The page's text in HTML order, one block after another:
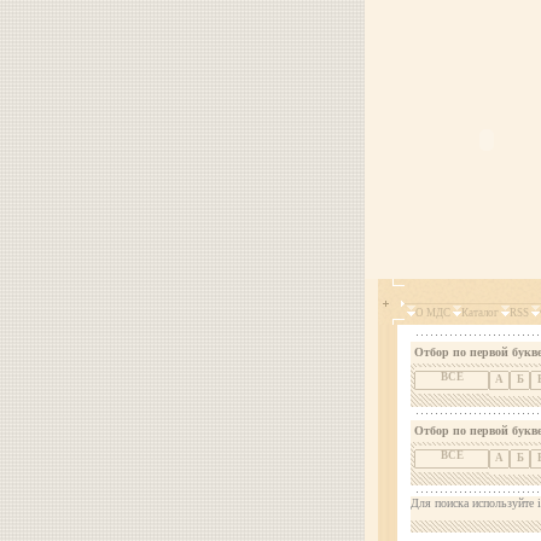
О МДС Каталог RSS
Отбор по первой
ВСЕ А Б
Отбор по первой
ВСЕ А Б
Для поиска используйте